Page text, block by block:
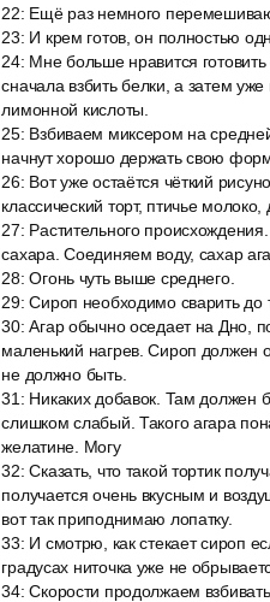
22: Ещё раз немного
23: И крем готов, он полностью
24: Мне больше нравится
сначала взбить белки, а затем
лимонной кислоты.
25: Взбиваем миксером на
начнут хорошо держать свою
26: Вот уже остаётся чёткий
классический торт, птичье
27: Растительного
сахара. Соединяем воду, сахар
28:Огонь чуть выше среднего.
29:Сироп необходимо сварить до
30:Агар обычно оседает на Дно,
маленький нагрев. Сироп должен
не должно быть.
31 : Никаких добавок. Там должен
слишком слабый. Такого агара
желатине. Могу
32:Сказать, что такой тортик
получается очень вкусным и
вот так приподнимаю лопатку.
33: И смотрю, как стекает сироп
градусах ниточка уже не
34:Скорости продолжаем